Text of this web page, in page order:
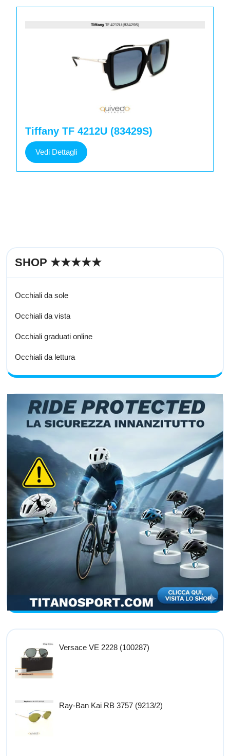
Tiffany TF 4212U (83429S)
Vedi DettagliVedi
Dettagli
SHOP ★★★★★
Occhiali da sole
Occhiali da vista
Occhiali graduati online
Occhiali da lettura
Versace VE 2228 (100287)
Ray-Ban Kai RB 3757 (9213/2)